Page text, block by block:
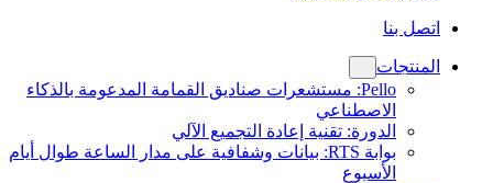
اتصل بنا
المنتجات
Pello: مستشعرات صناديق القمامة المدعومة بالذكاء
الاصطناعي
الدورة: تقنية إعادة التجميع الآلي
بوابة RTS: بيانات وشفافية على مدار الساعة طوال أيام
الأسبوع